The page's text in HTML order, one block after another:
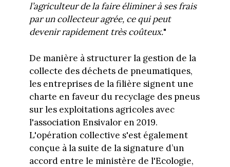
l’agriculteur de la faire éliminer à ses frais
par un collecteur agrée, ce qui peut
devenir rapidement très coûteux."
De manière à structurer la gestion de la
collecte des déchets de pneumatiques,
les entreprises de la filière signent une
charte en faveur du recyclage des pneus
sur les exploitations agricoles avec
l'association Ensivalor en 2019.
L'opération collective s'est également
conçue à la suite de la signature d’un
accord entre le ministère de l'Ecologie,